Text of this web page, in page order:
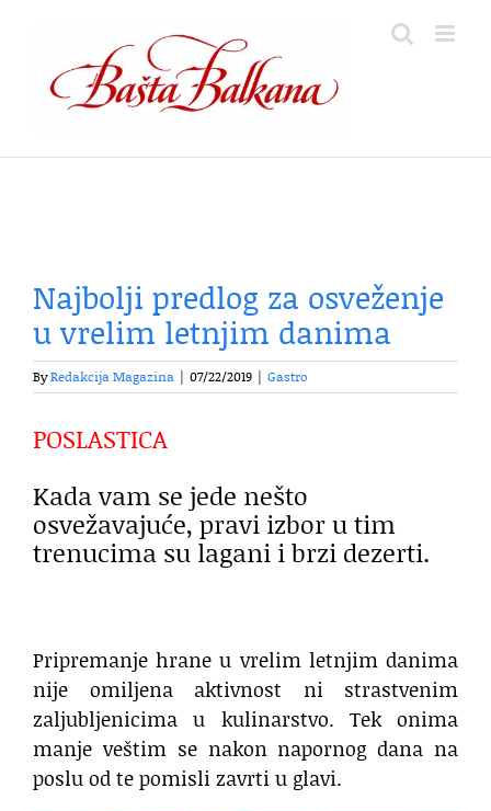
content
Najbolji predlog za osveženje
u vrelim letnjim danima
ByRedakcija Magazina 07/22/2019 Gastro
POSLASTICA
Kada vam se jede nešto
osvežavajuće, pravi izbor u tim
trenucima su lagani i brzi dezerti.
Pripremanje hrane u vrelim letnjim danima
nije omiljena aktivnost ni strastvenim
zaljubljenicima u kulinarstvo. Tek onima
manje veštim se nakon napornog dana na
poslu od te pomisli zavrti u glavi.